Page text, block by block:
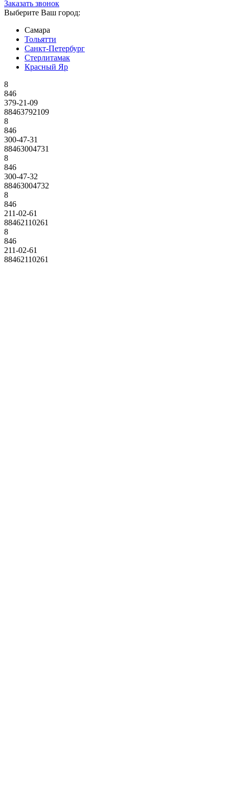
Заказать звонок
Выберите Ваш город:
Самара
Тольятти
Санкт-Петербург
Стерлитамак
Красный Яр
8
846
379-21-09
88463792109
8
846
300-47-31
88463004731
8
846
300-47-32
88463004732
8
846
211-02-61
88462110261
8
846
211-02-61
88462110261